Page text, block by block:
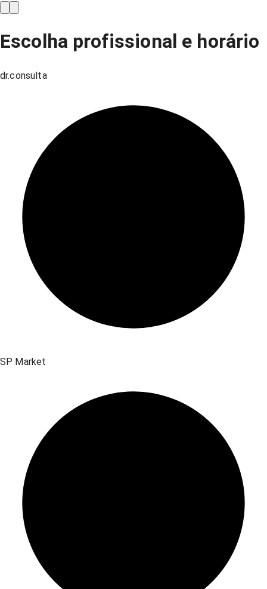
Escolha profissional e horário
dr.consulta
SP Market